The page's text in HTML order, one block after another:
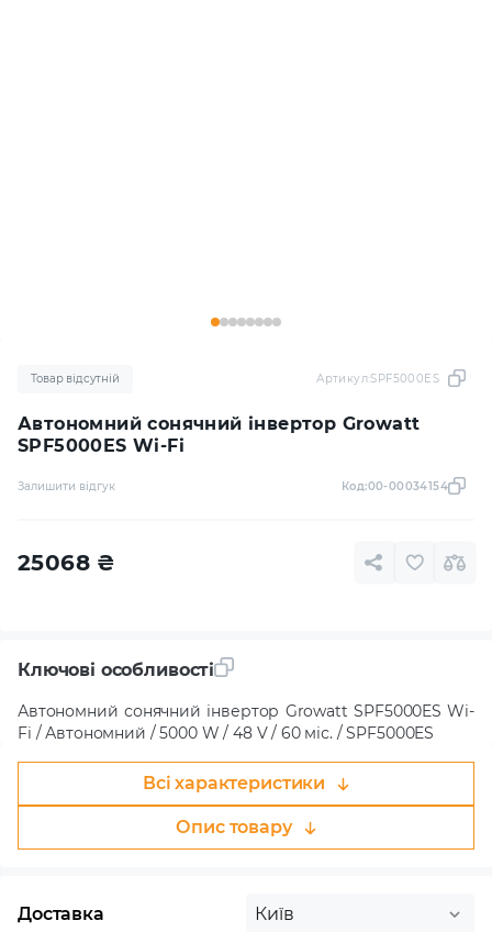
Автономний сонячний інвертор Growatt
SPF5000ES Wi-Fi
Товар відсутній Артикул:SPF5000ES
Залишити відгук Код:00-00034154
25068 ₴
Ключові особливості
Автономний сонячний інвертор Growatt SPF5000ES Wi-
Fi / Автономний / 5000 W / 48 V / 60 міс. / SPF5000ES
Всі характеристики
Опис товару
Доставка Київ